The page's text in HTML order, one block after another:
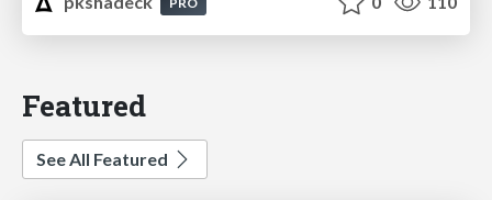
Featured
See All Featured